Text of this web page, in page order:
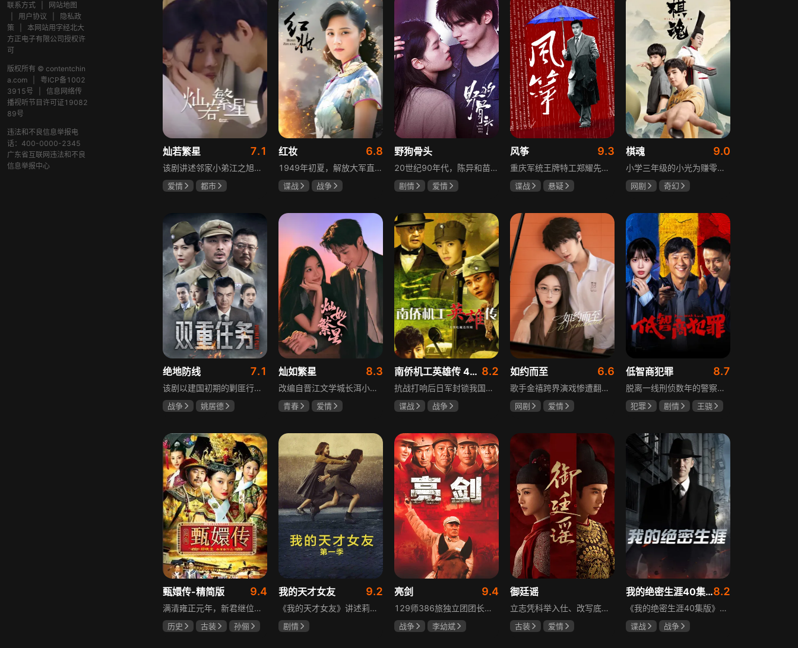
联系方式
网站地图
用户协议
隐私政
策
本网站用字经北大
方正电子有限公司授权许
可
版权所有 © contentchin
a.com
粤ICP备1002
3915号
信息网络传
播视听节目许可证19082
89号
违法和不良信息举报电
话：400-0000-2345
广东省互联网违法和不良
信息举报中心
灿若繁星 7.1
该剧讲述邻家小弟江之旭留学归来，竟成了夏千星的顶头上司。从小管着江之旭、事事压他一头的夏千星无法接受，两人互不服气，在公司内外明争暗斗。江之旭借职位刁难夏千星，夏千星则用姐姐身份压制他，然而夏千星不知道，江之旭拼尽全力坐上这个位子，就是为了陪在她身边保护她。
爱情
都市
红妆 6.8
1949年初夏，解放大军直抵上海，国民党国防部保密局的中共地下党员邓家骥奉命撤往台湾，其妻同为地下党的沈荷因临产被留在上海。新中国成立之初，面对敌特的破坏活动，斗争形势严峻，沈荷隐藏真实身份，继续与敌人展开新一轮斗争，在隐秘战线坚守信仰，为新政权的稳定默默奉献。
谍战
战争
野狗骨头
20世纪90年代，陈异和苗靖因父母相识结缘，从充满敌意到彼此依靠，后因家庭变故不得不相依为命。大学时苗靖告白，陈异却因纵火案逼她离开藤城。多年后重逢，陈异为保护苗靖以身入局，两人并肩对抗走私团伙，最终陈异告白，两人终成眷属。
剧情
爱情
风筝 9.3
重庆军统王牌特工郑耀先实为潜伏的中共特工“风筝”，上线牺牲后他与组织失联，解放后化名周志乾继续提供情报。身份证实后他仍协助破获特务案，三十年情报生涯中他遭敌人追杀、妻离子散，为国家牺牲是他的人生价值。
谍战
悬疑
棋魂 9.0
小学三年级的小光为赚零用钱到爷爷家寻宝，偶然翻出旧棋盘，接触棋盘的一瞬间，附身棋盘中的棋士褚嬴的灵魂进入了小光体内。后来小光在学校围棋会所结识少年天才小亮，为测试褚嬴实力，小光贸然与小亮对弈并小胜，他误以为褚嬴棋力平平，小亮却大受打击。数日后小亮再次挑战，再次惨败在褚嬴手下，二人从此成了相爱相杀的棋坛宿敌。在褚嬴指导下，小光进步神速，逐渐对围棋产生兴趣，最终在全国大赛与小亮激战中，褚嬴下出绝妙一局，小光却看出更高一着，终于在自己努力、褚嬴帮助和与小亮的磨练中，独立对弈，燃起真正的棋魂。
网剧
奇幻
绝地防线 7.1
该剧以建国初期的剿匪行动为背景，讲述中国人民解放军西线小分队追击黑山寺国民党残部的故事。小分队在执行任务过程中，严格遵照上级指示，既要完成军事目标，又全力保护沿途百姓的生命财产安全，同时对残部人员采取劝降与救治相结合的策略。最终，小分队成功控制了区域内的疫情，救出了愿意投诚的士兵，圆满完成了剿匪解救任务，展现了解放军的优良作风与使命担当。
战争
姚居德
灿如繁星 8.3
改编自晋江文学城长洱小说《狭路》，讲述心理学博士林晚星遭遇变故后返乡任教，邂逅顶级教练王法，带领垫底差生逆袭追梦的热血救赎故事。林晚星用“自由式”教育，培养少年们的独立人格，帮他们学会生活、融洽自我、发现所爱、勇于追求，诠释“不远狭路，终见光明”的成长内核。
青春
爱情
南侨机工英雄传 43集版 8.2
抗战打响后日军封锁我国运输路线，神鼓滇缅公路撑起抗战后勤补给，因急缺司机和技工，三千余名南洋华侨毅然归国共赴国难。方家兄弟是典型代表，大哥方天海表面投靠日军实为中共地下工作者，委曲求全游走生死间；弟弟方千树从纨绔子弟成长为抗日战士。剧集以真实历史为背景，展现华侨爱国情怀与民族大义。
谍战
战争
如约而至 6.6
歌手金禧跨界演戏惨遭翻车，全网群嘲演技拉胯！不服输的他另辟蹊径，转行试水音乐剧，誓要逆袭打脸。机缘巧合下，他对高冷硬核的金牌音乐剧导演宁瑾一见心动，两人意外留下暧昧一吻，转头试镜现场再度狭路相逢。 宁瑾本就抵触偶像跨界，对半路空降的流量新人金禧百般严苛，花式魔鬼训练轮番上线。金禧顶住剧团前辈排挤、同行暗算、舆论刁难等重重危机，日夜苦练打磨演技，慢慢褪去偶像光环、解锁真实自我，一点点打动高冷导演和剧团众人。 一路走来，二人历经误会争执、事业危机、亲情心结、分手磨合多重考验，在并肩拯救濒临倒闭的剧团、携手打磨《倩女幽魂》剧目、共渡舞台难关的过程中，情愫渐生、双向治愈。最终剧目首演大获成功，叛逆
网剧
爱情
低智商犯罪 8.7
脱离一线刑侦数年的警察张一昂，因省厅匿名举报信被派往三江口调查。他刚到就遇刑警队长被害，洗清嫌疑时意外抓获连环杀人案凶手，迅速建立声望。张一昂锁定当地富商周荣团伙，蠢贼间勾心斗角的蝴蝶效应助警方屡建奇功，最终查明同僚遇害真相，让真凶落网。剧集以喜剧风格展现刑侦故事，充满黑色幽默。
犯罪 剧情
王骁
甄嬛传-精简版 9.4
满清雍正元年，新君继位后朝堂看似祥和实则暗流涌动，后宫华妃与皇后分庭抗礼，各方势力裹挟其中凶险异常，太后主持选秀拉开帷幕，大理寺少卿甄远道长女甄嬛意外得雍正赏识步入皇宫，在皇后与华妃的夹击下，甄嬛小心周旋忍辱负重，不得不用智慧保护自己，一次次卷入残酷宫闱斗争。
历史 古装
孙俪
我的天才女友 9.2
《我的天才女友》讲述莉拉和莱侬这对好朋友的童年与少年时代。故事从友情开始，描绘女性友情的微妙变化——她们相互支持、妒忌和猜疑，又不断向外拓展，在与外部世界的试探中为自己塑形。莉拉聪明漂亮，莱侬羡慕她的天赋与决断力，两人都视对方为隐秘镜子，暗暗角力，展现女性成长中的复杂关系与自我探寻。
剧情
亮剑 9.4
129师386旅独立团团长李云龙敢想敢干、不按规矩办事，脾气火爆性格直爽，带领独立团展现出敢于拼杀的劲头，接连击败坂田连队、山崎大队、山本部队，名声大噪却因屡次犯规遭贬斥。抗战时期他与国军358团团长楚云飞惺惺相惜，徐蚌会战中一较高下双双重伤，养病期间李云龙与护士田雨相恋，两人及亲人战友历经国家沧桑巨变。
战争
李幼斌
御廷谣
立志凭科举入仕、改写底层命运的孤女孟廷辉因意外结识微服私访的少年新帝英寡，二人联手铲除沙州官匪，英寡赏识其胆识智谋，暗中助力她赴京赶考。孟廷辉入京后遭科举舞弊构陷，凭智勇自证清白，被英寡破格任命为察闻院主事，清查虎啸帮、晚香阁等黑恶势力，逐步牵出血月会复国阴谋与朝堂权斗。二人从君臣知己渐生情愫，历经身世谜团、朝堂阻力与边境战乱，最终平定叛乱、整肃朝纲，携手共护江山万民。
古装
爱情
我的绝密生涯40集版8.2
《我的绝密生涯40集版》以1931年东北为背景，苏联特使引发暗杀行动，商人关郁达卷入被重伤失踪，妻子谭梓君带家人在新京安顿。八年后关郁达打入日本特务机关为我党提供情报，与谭梓君相遇却因身份不能相认，谭梓君心中充满怀疑。
谍战
战争